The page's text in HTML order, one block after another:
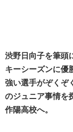
渋野日向子を筆頭
キーシーズンに優
強い選手がぞくぞ
のジュニア事情を
作陽高校へ。